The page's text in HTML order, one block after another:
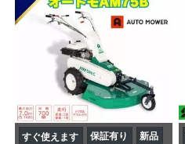
すぐ使えます 保証有り 新品